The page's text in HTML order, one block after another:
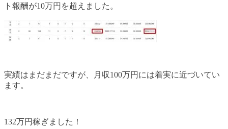
ト報酬が10万円を超えました。
実績はまだまだですが、月収100万円には着実に近づいてい
ます。
132万円稼ぎました！